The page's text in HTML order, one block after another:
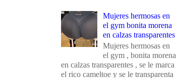
Mujeres hermosas en
el gym bonita morena
en calzas transparentes
Mujeres hermosas en
el gym , bonita morena
en calzas transparentes , se le marca
el rico cameltoe y se le transparenta